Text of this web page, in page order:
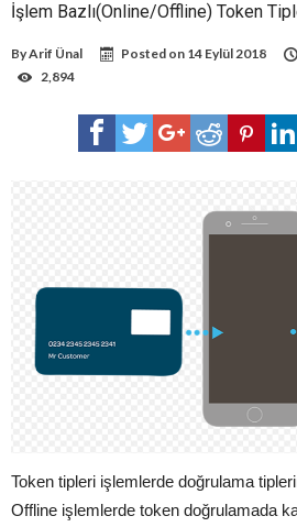
İşlem Bazlı(Online/Offline) Token
ByArif Ünal Posted on 14 Eylül 2018
2,894
Token tipleri işlemlerde doğrulama
Offline işlemlerde token doğrulamada